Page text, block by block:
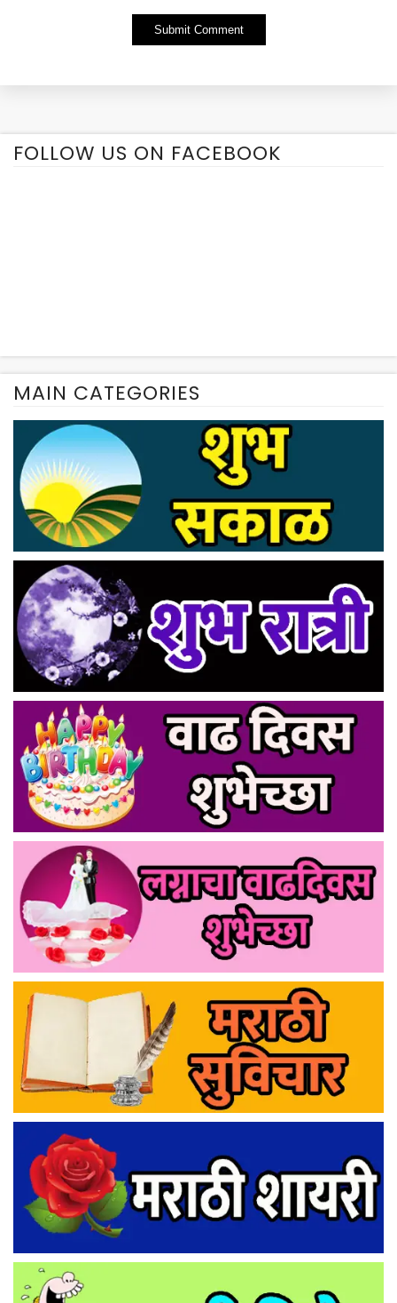
FOLLOW US ON FACEBOOK
MAIN CATEGORIES